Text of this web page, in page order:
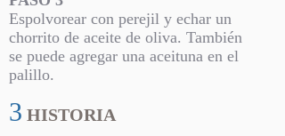
Espolvorear con perejil y echar un
chorrito de aceite de oliva. También
se puede agregar una aceituna en el
palillo.
3 HISTORIA